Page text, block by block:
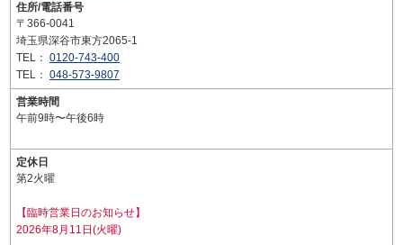
住所/電話番号
〒366-0041
埼玉県深谷市東方2065-1
TEL： 0120-743-400
TEL： 048-573-9807
営業時間
午前9時〜午後6時
定休日
第2火曜
【臨時営業日のお知らせ】
2026年8月11日(火曜)